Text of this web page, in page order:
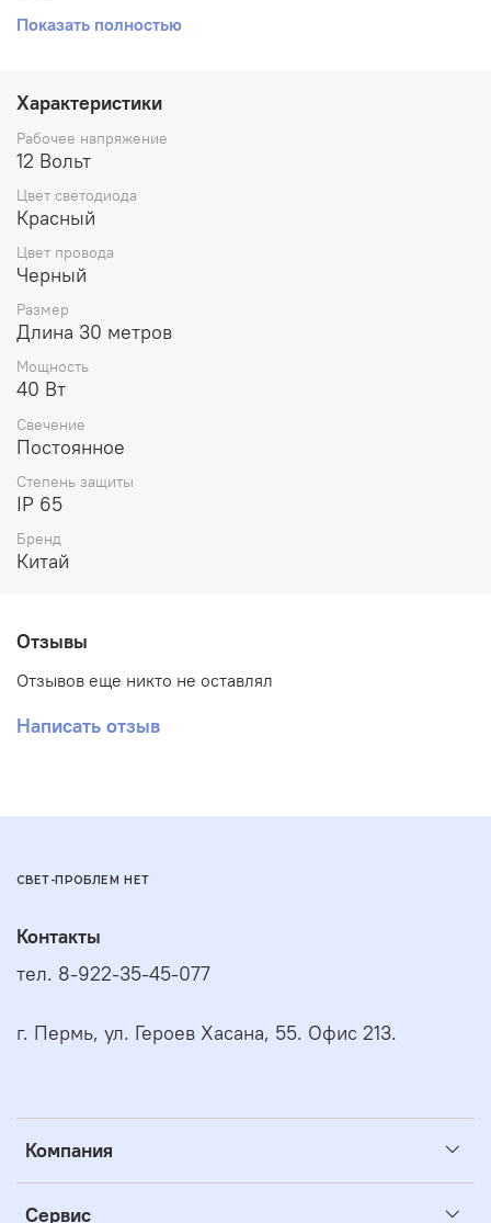
Подключается гирлянда к сети 220 V через
Показать полностью
Характеристики
Рабочее напряжение
12 Вольт
Цвет светодиода
Красный
Цвет провода
Черный
Размер
Длина 30 метров
Мощность
40 Вт
Свечение
Постоянное
Степень защиты
IP 65
Бренд
Китай
Отзывы
Отзывов еще никто не оставлял
Написать отзыв
СВЕТ-ПРОБЛЕМ НЕТ
Компания
Сервис
Контакты
тел. 8-922-35-45-077
г. Пермь, ул. Героев Хасана, 55. Офис 213.